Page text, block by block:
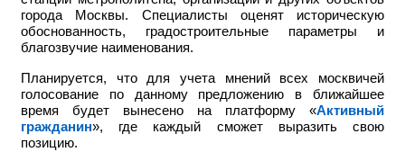
города Москвы. Специалисты оценят историческую
обоснованность, градостроительные параметры и
благозвучие наименования.
Планируется, что для учета мнений всех москвичей
голосование по данному предложению в ближайшее
время будет вынесено на платформу «Активный
гражданин», где каждый сможет выразить свою
позицию.